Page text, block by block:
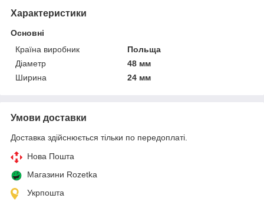
Характеристики
Основні
Країна виробник
Польща
Діаметр
48 мм
Ширина
24 мм
Умови доставки
Доставка здійснюється тільки по передоплаті.
Нова Пошта
Магазини Rozetka
Укрпошта